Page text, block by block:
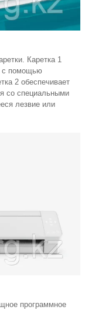
Каретка 1
с помощью
2 обеспечивает
со специальными
лезвие или
программное